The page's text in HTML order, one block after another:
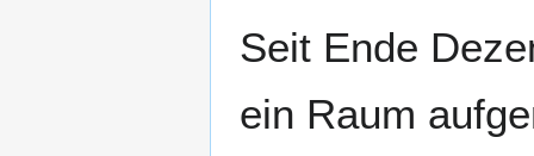
Seit Ende
ein Raum